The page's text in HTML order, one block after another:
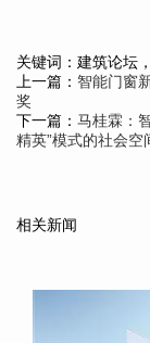
关键词：建筑论坛
上一篇： 智能门窗
奖
下一篇： 马桂霖：
精英”模式的社会空
相关新闻